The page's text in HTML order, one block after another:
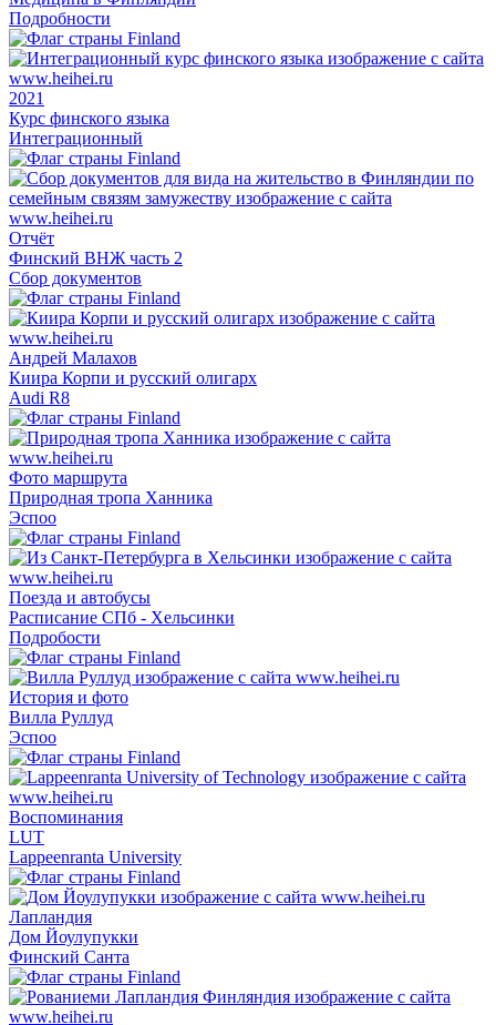
Подробности
2021
Курс финского языка
Интеграционный
Отчёт
Финский ВНЖ часть 2
Сбор документов
Андрей Малахов
Киира Корпи и русский олигарх
Audi R8
Фото маршрута
Природная тропа Ханника
Эспоо
Поезда и автобусы
Расписание СПб - Хельсинки
Подробости
История и фото
Вилла Руллуд
Эспоо
Воспоминания
LUT
Lappeenranta University
Лапландия
Дом Йоулупукки
Финский Санта